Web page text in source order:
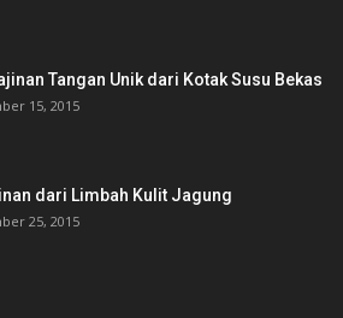
Tangan Unik dari Kotak Susu Bekas
15, 2015
dari Limbah Kulit Jagung
25, 2015